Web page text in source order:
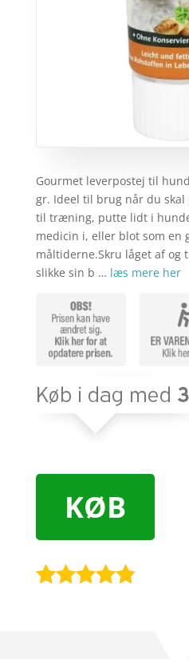
Gourmet leverpostej til
gr. Ideel til brug når du
til træning, putte lidt i
medicin i, eller blot som en
måltiderne.Skru låget af og
slikke sin b … læs mere her
KØB